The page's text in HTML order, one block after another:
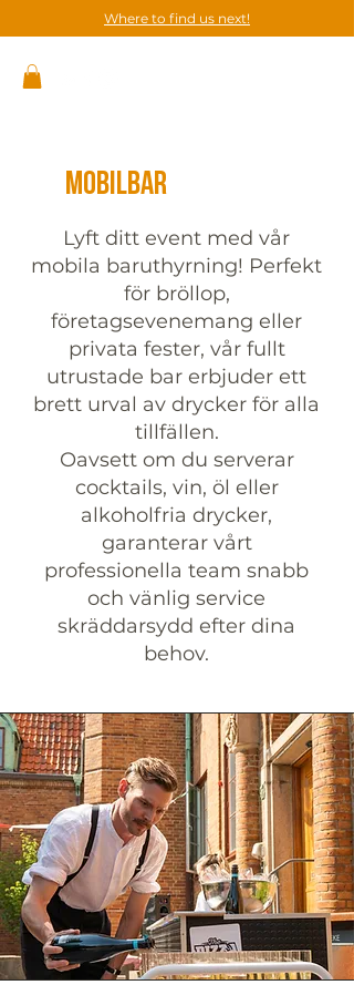
Where to find us next!
Mobilbar
Lyft ditt event med vår
mobila baruthyrning! Perfekt
för bröllop,
företagsevenemang eller
privata fester, vår fullt
utrustade bar erbjuder ett
brett urval av drycker för alla
tillfällen.
Oavsett om du serverar
cocktails, vin, öl eller
alkoholfria drycker,
garanterar vårt
professionella team snabb
och vänlig service
skräddarsydd efter dina
behov.